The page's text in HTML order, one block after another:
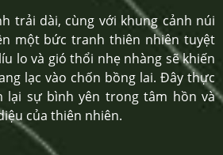
trải dài, cùng với khung cảnh núi
một bức tranh thiên nhiên tuyệt
lo và gió thổi nhẹ nhàng sẽ khiến
lạc vào chốn bồng lai. Đây thực
lại sự bình yên trong tâm hồn và
của thiên nhiên.